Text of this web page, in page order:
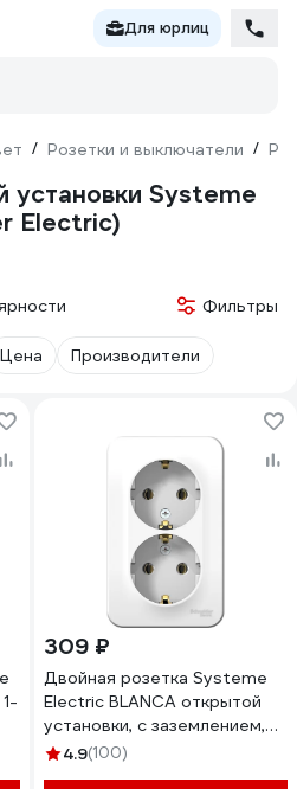
Для юрлиц
/ Розетки и выключатели /
установки Systeme
Electric)
Фильтры
Цена Производители
309 ₽
Двойная розетка Systeme
Electric BLANCA открытой
установки, с заземлением,
без шторок, белый
4.9(100)